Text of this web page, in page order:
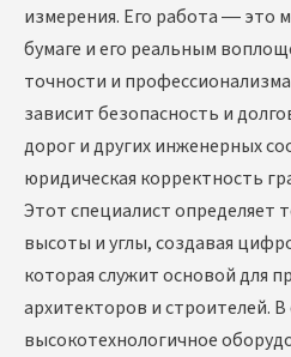
измерения. Его работа — это
бумаге и его реальным
точности и
зависит безопасность и
дорог и других инженерных
юридическая корректность
Этот специалист определяет
высоты и углы, создавая
которая служит основой для
архитекторов и строителей.
высокотехнологичное